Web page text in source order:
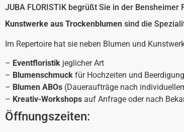
JUBA FLORISTIK begrüßt Sie in der
Kunstwerke aus Trockenblumen sind die
Im Repertoire hat sie neben Blumen und
– Eventfloristik jeglicher Art
– Blumenschmuck für Hochzeiten und
– Blumen ABOs (Daueraufträge nach
– Kreativ-Workshops auf Anfrage oder nach
Öffnungszeiten: